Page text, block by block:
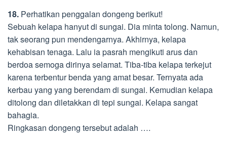
18. Perhatikan penggalan dongeng berikut!
Sebuah kelapa hanyut di sungai. Dia minta tolong. Namun,
tak seorang pun mendengarnya. Akhirnya, kelapa
kehabisan tenaga. Lalu ia pasrah mengikuti arus dan
berdoa semoga dirinya selamat. Tiba-tiba kelapa terkejut
karena terbentur benda yang amat besar. Ternyata ada
kerbau yang yang berendam di sungai. Kemudian kelapa
ditolong dan diletakkan di tepi sungai. Kelapa sangat
bahagia.
Ringkasan dongeng tersebut adalah ….